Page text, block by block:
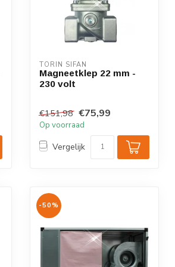
TORIN SIFAN
Magneetklep 22 mm -
230 volt
€151,98 €75,99
Op voorraad
Vergelijk
-50%